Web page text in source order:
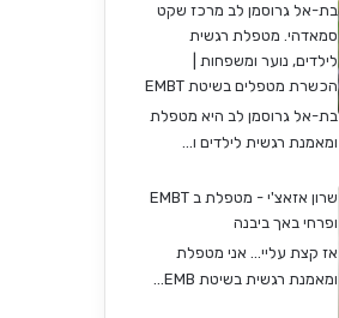
בת-אל גרוסמן לב מרכז שקט
סמאדהי. מטפלת רגשית
לילדים, נוער ומשפחות |
הכשרת מטפלים בשיטת EMBT
בת-אל גרוסמן לב היא מטפלת
ומאמנת רגשית לילדים ו...
שרון אזאצ'י - מטפלת ב EMBT
ופרחי באך ביבנה
אז קצת עליי... אני מטפלת
ומאמנת רגשית בשיטת EMB...